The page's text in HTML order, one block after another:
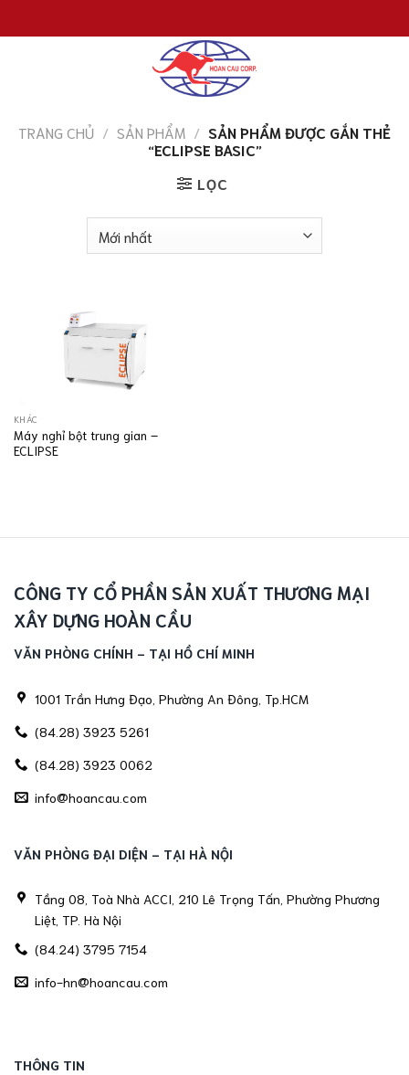
đến
TRANG CHỦ / SẢN PHẨM / SẢN PHẨM ĐƯỢC GẮN THẺ
“ECLIPSE BASIC”
LỌC
KHÁC
Máy nghỉ bột trung gian –
ECLIPSE
CÔNG TY CỔ PHẦN SẢN XUẤT THƯƠNG MẠI
XÂY DỰNG HOÀN CẦU
VĂN PHÒNG CHÍNH - TẠI HỒ CHÍ MINH
1001 Trần Hưng Đạo, Phường An Đông, Tp.HCM
(84.28) 3923 5261
(84.28) 3923 0062
info@hoancau.com
VĂN PHÒNG ĐẠI DIỆN - TẠI HÀ NỘI
Tầng 08, Toà Nhà ACCI, 210 Lê Trọng Tấn, Phường Phương
Liệt, TP. Hà Nội
(84.24) 3795 7154
info-hn@hoancau.com
THÔNG TIN